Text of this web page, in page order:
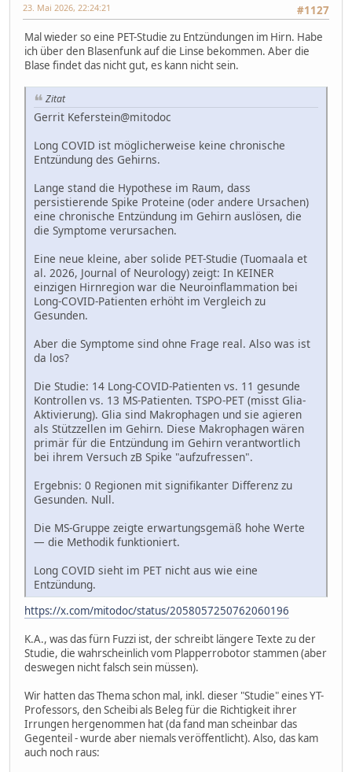
#1127
23. Mai 2026, 22:24:21
Mal wieder so eine PET-Studie zu Entzündungen im Hirn. Habe
ich über den Blasenfunk auf die Linse bekommen. Aber die
Blase findet das nicht gut, es kann nicht sein.
Zitat
Gerrit Keferstein@mitodoc
Long COVID ist möglicherweise keine chronische
Entzündung des Gehirns.
Lange stand die Hypothese im Raum, dass
persistierende Spike Proteine (oder andere Ursachen)
eine chronische Entzündung im Gehirn auslösen, die
die Symptome verursachen.
Eine neue kleine, aber solide PET-Studie (Tuomaala et
al. 2026, Journal of Neurology) zeigt: In KEINER
einzigen Hirnregion war die Neuroinflammation bei
Long-COVID-Patienten erhöht im Vergleich zu
Gesunden.
Aber die Symptome sind ohne Frage real. Also was ist
da los?
Die Studie: 14 Long-COVID-Patienten vs. 11 gesunde
Kontrollen vs. 13 MS-Patienten. TSPO-PET (misst Glia-
Aktivierung). Glia sind Makrophagen und sie agieren
als Stützzellen im Gehirn. Diese Makrophagen wären
primär für die Entzündung im Gehirn verantwortlich
bei ihrem Versuch zB Spike "aufzufressen".
Ergebnis: 0 Regionen mit signifikanter Differenz zu
Gesunden. Null.
Die MS-Gruppe zeigte erwartungsgemäß hohe Werte
— die Methodik funktioniert.
Long COVID sieht im PET nicht aus wie eine
Entzündung.
https://x.com/mitodoc/status/2058057250762060196
K.A., was das fürn Fuzzi ist, der schreibt längere Texte zu der
Studie, die wahrscheinlich vom Plapperrobotor stammen (aber
deswegen nicht falsch sein müssen).
Wir hatten das Thema schon mal, inkl. dieser "Studie" eines YT-
Professors, den Scheibi als Beleg für die Richtigkeit ihrer
Irrungen hergenommen hat (da fand man scheinbar das
Gegenteil - wurde aber niemals veröffentlicht). Also, das kam
auch noch raus: